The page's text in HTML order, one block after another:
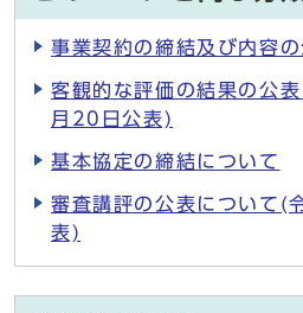
事業契約の締結及び内容
客観的な評価の結果の公
月20日公表)
基本協定の締結について
審査講評の公表について(
表)